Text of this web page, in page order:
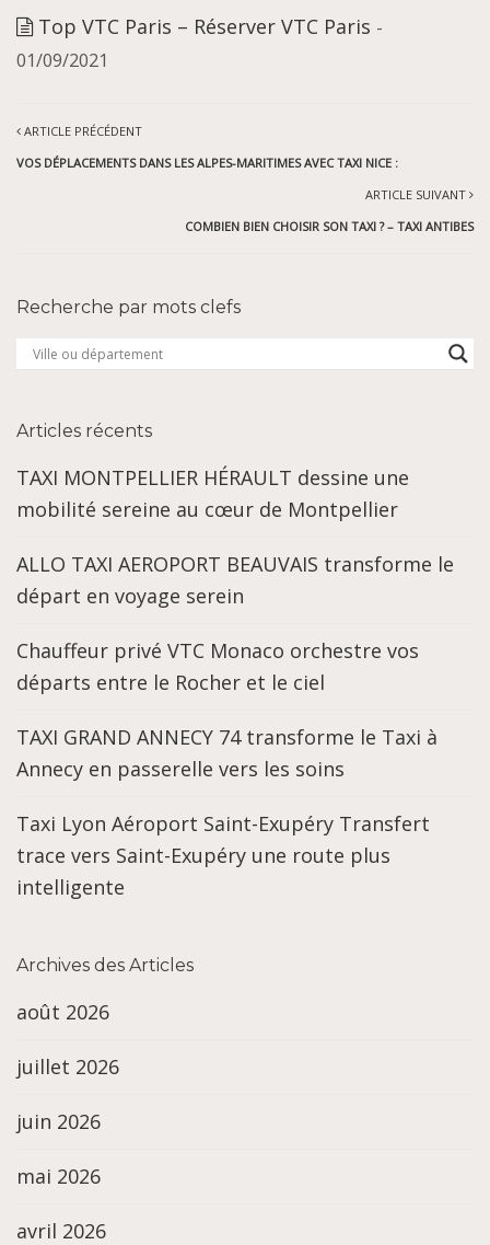
Top VTC Paris – Réserver VTC Paris -
01/09/2021
ARTICLE PRÉCÉDENT
VOS DÉPLACEMENTS DANS LES ALPES-MARITIMES AVEC TAXI NICE :
ARTICLE SUIVANT
COMBIEN BIEN CHOISIR SON TAXI ? – TAXI ANTIBES
Recherche par mots clefs
Articles récents
TAXI MONTPELLIER HÉRAULT dessine une
mobilité sereine au cœur de Montpellier
ALLO TAXI AEROPORT BEAUVAIS transforme le
départ en voyage serein
Chauffeur privé VTC Monaco orchestre vos
départs entre le Rocher et le ciel
TAXI GRAND ANNECY 74 transforme le Taxi à
Annecy en passerelle vers les soins
Taxi Lyon Aéroport Saint-Exupéry Transfert
trace vers Saint-Exupéry une route plus
intelligente
Archives des Articles
août 2026
juillet 2026
juin 2026
mai 2026
avril 2026